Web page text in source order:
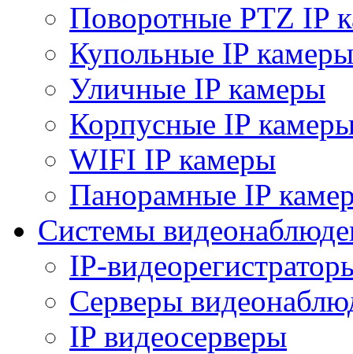
Поворотные PTZ IP
Купольные IP камеры
Уличные IP камеры
Корпусные IP
WIFI IP камеры
Панорамные IP
Системы
IP-
Серверы
IP видеосерверы